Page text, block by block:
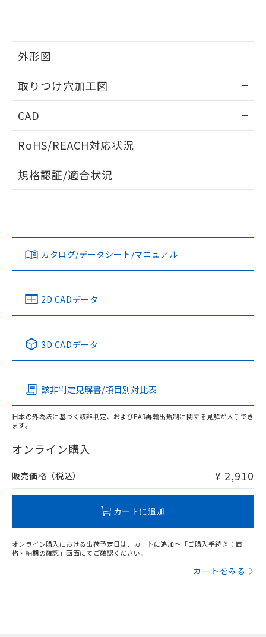
外形図
取りつけ穴加工図
CAD
ドすることができます。
ログイン/会員登録
ダウンロードデータをご利用いただく前に、以下を必ずお読
みください。
ソフトウェアの使用条件
RoHS/REACH対応状況
EU RoHS 注意事項・凡例
対応済み
中国 RoHS 注意事項・凡例
Pb Hg Cd Cr(VI)
O
在庫等で未対応品が混在する可能性があります。
問い合わせください。
規格認証/適合状況
LR型式承認
（イギリス
船舶規格）
DNV型式承認
（ノルウェー
BV型式承認
（フランス
KR型式
（韓国
No No No No
この製品の規格認証/適合状況ページへ
その他の認証はこちらのページからご検索ください
カタログ/データシート/マニュアル
2D CADデータ
3D CADデータ
該非判定見解書/項目別対比表
日本の外為法に基づく該非判定、およびEAR再輸出規制に関する見解が入手でき
ます。
オンライン購入
販売価格（税込） ¥ 2,910
カートに追加
オンライン購入における出荷予定日は、カートに追加～「ご購入手続き：価
格・納期の確認」画面にてご確認ください。
カートをみる
欄に対応日を記載しておりました。
既に当社にて対応品への在庫切替を完了
り、2022年1月12日より割愛しておりま
す。